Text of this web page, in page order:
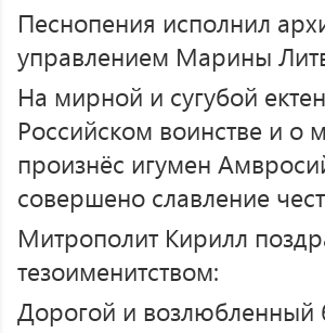
Песнопения исполнил
управлением Марины
На мирной и сугубой
Российском воинстве и о
произнёс игумен
совершено славление
Митрополит Кирилл
тезоименитством:
Дорогой и возлюбленный